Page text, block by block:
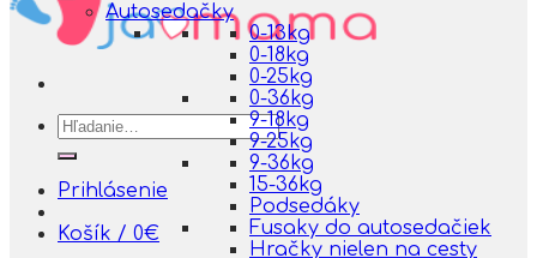
Hľadať:
Prihlásenie
Košík / 0€
Autosedačky
0-13kg
0-18kg
0-25kg
0-36kg
9-18kg
9-25kg
9-36kg
15-36kg
Podsedáky
Fusaky do autosedačiek
Hračky nielen na cesty